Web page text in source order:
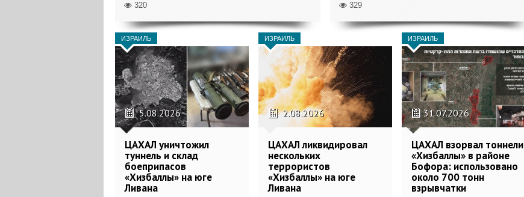
320 329
ИЗРАИЛЬ
5.08.2026
ЦАХАЛ уничтожил
туннель и склад
боеприпасов
«Хизбаллы» на юге
Ливана
ИЗРАИЛЬ
2.08.2026
ЦАХАЛ ликвидировал
нескольких
террористов
«Хизбаллы» на юге
Ливана
ИЗРАИЛЬ
31.07.2026
ЦАХАЛ взорвал тоннели
«Хизбаллы» в районе
Бофора: использовано
около 700 тонн
взрывчатки